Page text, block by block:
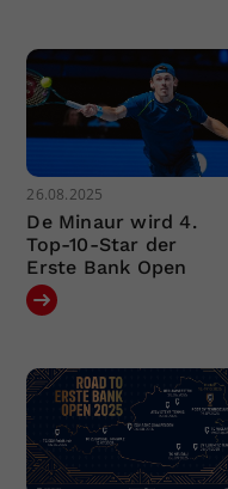
26.08.2025
De Minaur wird 4.
Top-10-Star der
Erste Bank Open